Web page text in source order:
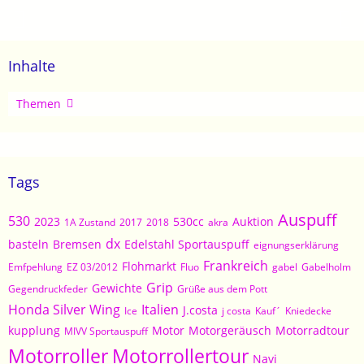
Inhalte
Artikel
Themen
Tags
530 2023 1A Zustand 2017 2018 530cc akra Auktion Auspuff
basteln Bremsen dx Edelstahl Sportauspuff eignungserklärung
Emfpehlung EZ 03/2012 Flohmarkt Fluo Frankreich gabel Gabelholm
Gegendruckfeder Gewichte Grip Grüße aus dem Pott
Honda Silver Wing Ice Italien J.costa j costa Kauf´ Kniedecke
kupplung MIVV Sportauspuff Motor Motorgeräusch Motorradtour
Motorroller Motorrollertour Navi